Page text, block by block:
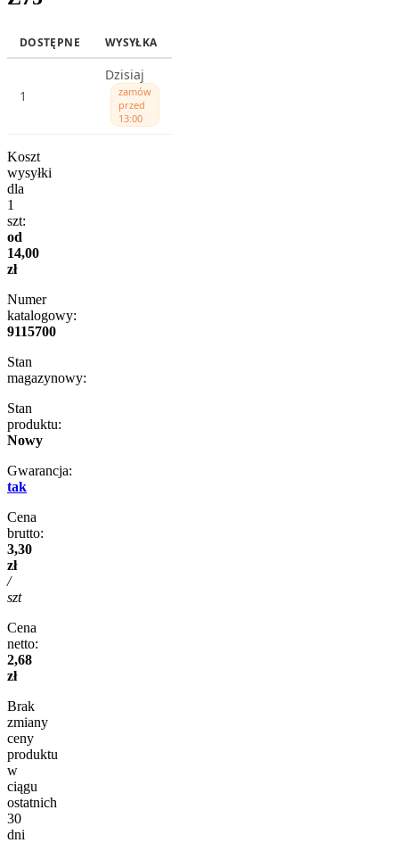
DOSTĘPNE WYSYŁKA
1
Dzisiaj
zamów
przed
13:00
Koszt
wysyłki
dla
1
szt:
od
14,00
zł
Numer
katalogowy:
9115700
Stan
magazynowy:
Stan
produktu:
Nowy
Gwarancja:
tak
Cena
brutto:
3,30
zł
/
szt
Cena
netto:
2,68
zł
Brak
zmiany
ceny
produktu
w
ciągu
ostatnich
30
dni